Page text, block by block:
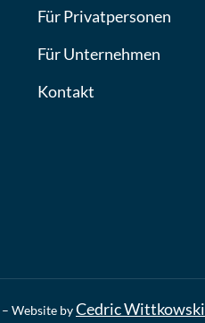
Für Privatpersonen
Für Unternehmen
Kontakt
Website byCedric Wittkowski